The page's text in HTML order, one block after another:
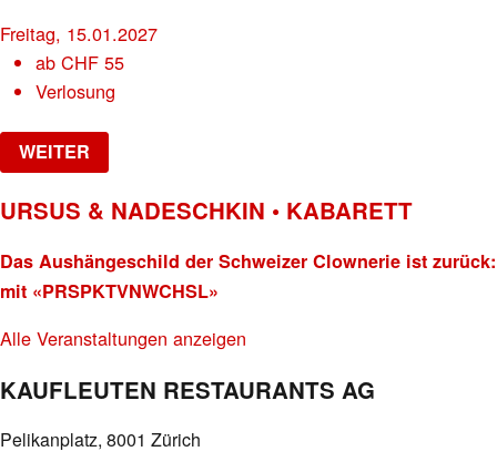
Freitag, 15.01.2027
abCHF 55
Verlosung
WEITER
URSUS & NADESCHKIN • KABARETT
Das Aushängeschild der Schweizer Clownerie ist zurück:
mit «PRSPKTVNWCHSL»
Alle Veranstaltungen anzeigen
KAUFLEUTEN RESTAURANTS AG
Pelikanplatz, 8001 Zürich